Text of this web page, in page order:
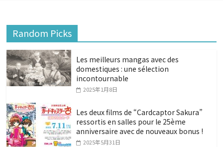
Random Picks
Les meilleurs mangas avec des
domestiques : une sélection
incontournable
2025年1月8日
Les deux films de “Cardcaptor Sakura”
ressortis en salles pour le 25ème
anniversaire avec de nouveaux bonus !
2025年5月31日